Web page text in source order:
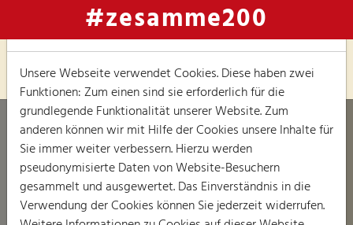
#zesamme200
Hinweis zu Cookies
Unsere Webseite verwendet Cookies. Diese haben zwei
Funktionen: Zum einen sind sie erforderlich für die
grundlegende Funktionalität unserer Website. Zum
anderen können wir mit Hilfe der Cookies unsere Inhalte für
Sie immer weiter verbessern. Hierzu werden
pseudonymisierte Daten von Website-Besuchern
gesammelt und ausgewertet. Das Einverständnis in die
Verwendung der Cookies können Sie jederzeit widerrufen.